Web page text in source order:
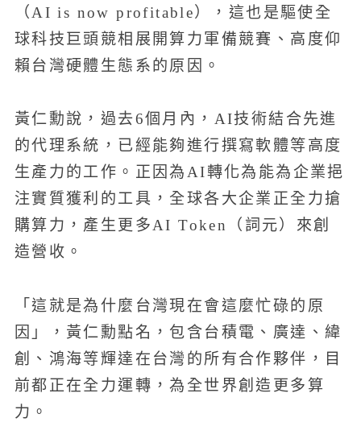
（AI is now profitable），這也是驅使全
球科技巨頭競相展開算力軍備競賽、高度仰
賴台灣硬體生態系的原因。
黃仁勳說，過去6個月內，AI技術結合先進
的代理系統，已經能夠進行撰寫軟體等高度
生產力的工作。正因為AI轉化為能為企業挹
注實質獲利的工具，全球各大企業正全力搶
購算力，產生更多AI Token（詞元）來創
造營收。
「這就是為什麼台灣現在會這麼忙碌的原
因」，黃仁勳點名，包含台積電、廣達、緯
創、鴻海等輝達在台灣的所有合作夥伴，目
前都正在全力運轉，為全世界創造更多算
力。